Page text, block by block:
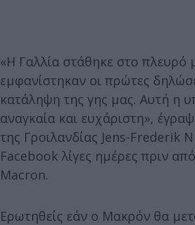
«Η Γαλλία στάθηκε στο πλευρό
εμφανίστηκαν οι πρώτες
κατάληψη της γης μας. Αυτή η
αναγκαία και ευχάριστη»,
της Γροιλανδίας Jens-Frederik
Facebook λίγες ημέρες πριν
Macron.
Ερωτηθείς εάν ο Μακρόν θα